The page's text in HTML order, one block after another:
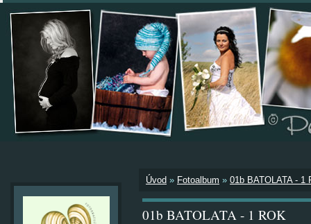
Úvod » Fotoalbum » 01b BATOLATA - 1
01b BATOLATA - 1 ROK